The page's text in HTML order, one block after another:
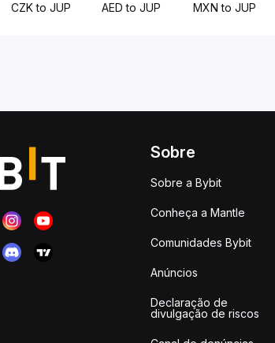
CZK to JUP AED to JUP MXN to JUP
Sobre
Sobre a Bybit
Conheça a Mantle
Comunidades Bybit
Anúncios
Declaração de
divulgação de riscos